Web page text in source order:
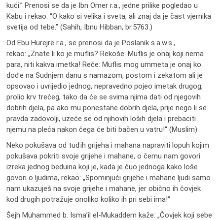
kući.” Prenosi se da je Ibn Omer r.a., jedne prilike pogledao u
Kabu i rekao: “O kako si velika i sveta, ali znaj da je čast vjernika
svetija od tebe.” (Sahih, Ibnu Hibban, br.5763.)
Od Ebu Hurejre r.a., se prenosi da je Poslanik s.a.w.s.,
rekao: „Znate li ko je muflis? Rekoše: Muflis je onaj koji nema
para, niti kakva imetka! Reče: Muflis mog ummeta je onaj ko
dođe na Sudnjem danu s namazom, postom i zekatom ali je
opsovao i uvrijedio jednog, nepravedno pojeo imetak drugog,
prolio krv trećeg, tako da će se svima njima dati od njegovih
dobrih djela, pa ako mu ponestane dobrih djela, prije nego li se
pravda zadovolji, uzeće se od njihovih loših djela i prebaciti
njemu na pleća nakon čega će biti bačen u vatru!“ (Muslim)
Neko pokušava od tuđih grijeha i mahana napraviti lopuh kojim
pokušava pokriti svoje grijehe i mahane, o čemu nam govori
izreka jednog beduina koji je, kada je čuo jednoga kako loše
govori o ljudima, rekao: „Spominjući grijehe i mahane ljudi samo
nam ukazuješ na svoje grijehe i mahane, jer obično ih čovjek
kod drugih potražuje onoliko koliko ih pri sebi ima!“
Šejh Muhammed b. Isma’il el-Mukaddem kaže: „Čovjek koji sebe